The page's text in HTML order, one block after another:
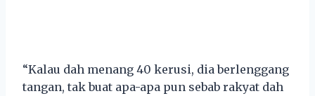
“Kalau dah menang 40 kerusi, dia berlenggang
tangan, tak buat apa-apa pun sebab rakyat dah